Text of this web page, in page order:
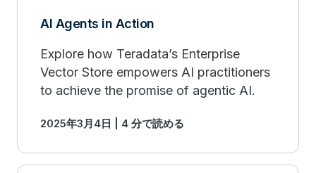
AI Agents in Action
Explore how Teradata’s Enterprise
Vector Store empowers AI practitioners
to achieve the promise of agentic AI.
2025年3月4日 | 4 分で読める